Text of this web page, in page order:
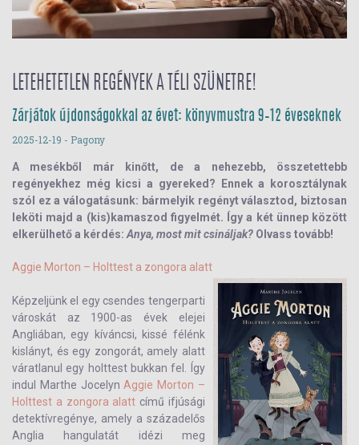
LETEHETETLEN REGÉNYEK A TÉLI SZÜNETRE!
Zárjátok újdonságokkal az évet: könyvmustra 9–12 éveseknek
2025-12-19 - Pagony
A mesékből már kinőtt, de a nehezebb, összetettebb
regényekhez még kicsi a gyereked? Ennek a korosztálynak
szól ez a válogatásunk: bármelyik regényt választod, biztosan
leköti majd a (kis)kamaszod figyelmét. Így a két ünnep között
elkerülhető a kérdés: Anya, most mit csináljak? Olvass tovább!
Aggie Morton – Holttest a zongora alatt
Képzeljünk el egy csendes tengerparti
városkát az 1900-as évek elejei
Angliában, egy kíváncsi, kissé félénk
kislányt, és egy zongorát, amely alatt
váratlanul egy holttest bukkan fel. Így
indul Marthe Jocelyn Aggie Morton –
Holttest a zongora alatt című ifjúsági
detektívregénye, amely a századelős
Anglia hangulatát idézi meg